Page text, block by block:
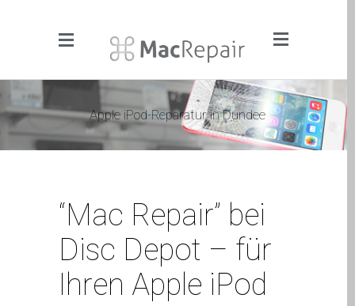
Menu
Click to Get It Fixed Now
Pages
Upgrades
Apple iPad Tablet Repair
Apple iPhone Repair
Dundee- Screen, Battery,
Charging & More
Apple iPod-Reparatur in Dundee
“Mac Repair” bei
Disc Depot – für
Ihren Apple iPod